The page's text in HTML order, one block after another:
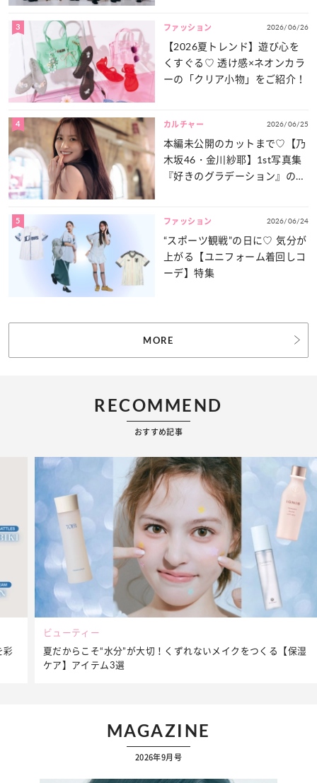
3 ファッション 2026/06/26
【2026夏トレンド】遊び心を
くすぐる♡ 透け感×ネオンカラ
ーの「クリア小物」をご紹介！
4 カルチャー 2026/06/25
本編未公開のカットまで♡【乃
木坂46・金川紗耶】1st写真集
『好きのグラデーション』の魅
5 ファッション 2026/06/24
“スポーツ観戦”の日に♡ 気分が
上がる【ユニフォーム着回しコ
ーデ】特集
MORE
RECOMMEND
おすすめ記事
ビューティー
夏だからこそ“水分”が大切！くずれないメイクをつくる【保湿
ケア】アイテム3選
MAGAZINE
2026年9月号